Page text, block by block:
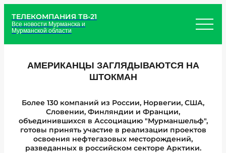
ТЕЛЕКОМПАНИЯ ТВ-21
Все новости Мурманска и
Мурманской области
АМЕРИКАНЦЫ ЗАГЛЯДЫВАЮТСЯ НА
ШТОКМАН
Более 130 компаний из России, Норвегии, США,
Словении, Финляндии и Франции,
объединившихся в Ассоциацию "Мурманшельф",
готовы принять участие в реализации проектов
освоения нефтегазовых месторождений,
разведанных в российском секторе Арктики.